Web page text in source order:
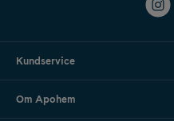
Kundservice
Om Apohem